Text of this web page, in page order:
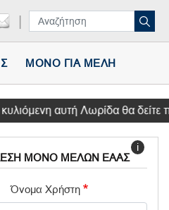
ΜΟΝΟ ΓΙΑ ΜΕΛΗ
Λωρίδα θα δείτε
i
ΜΟΝΟ ΜΕΛΩΝ ΕΑΑΣ
Όνομα Χρήστη